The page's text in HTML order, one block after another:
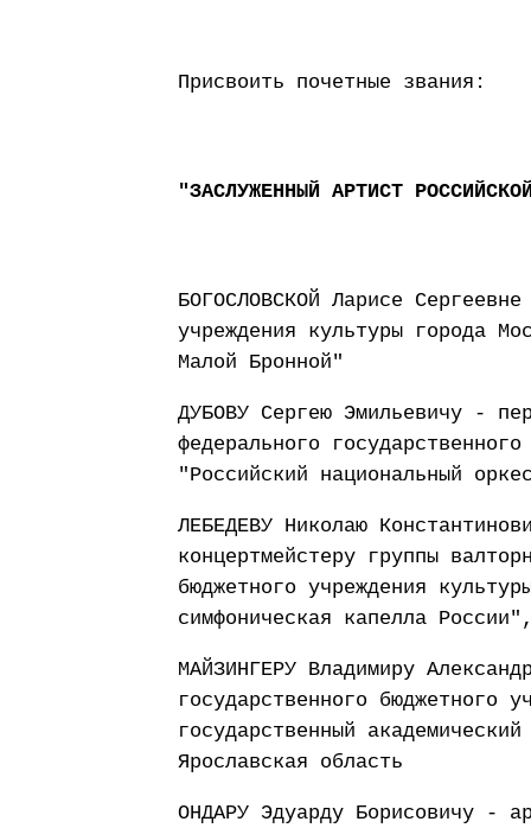
Присвоить почетные звания:
"ЗАСЛУЖЕННЫЙ АРТИСТ
БОГОСЛОВСКОЙ Ларисе
учреждения культуры города
Малой Бронной"
ДУБОВУ Сергею Эмильевичу -
федерального
"Российский национальный
ЛЕБЕДЕВУ Николаю
концертмейстеру группы
бюджетного учреждения
симфоническая капелла
МАЙЗИНГЕРУ Владимиру
государственного бюджетного
государственный
Ярославская область
ОНДАРУ Эдуарду Борисовичу -